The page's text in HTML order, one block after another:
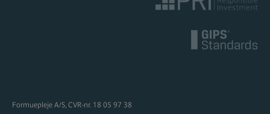
Formuepleje A/S, CVR-nr. 18 05 97 38